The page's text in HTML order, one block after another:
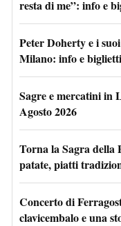
resta di me”: info e
Peter Doherty e i
Milano: info e biglietti
Sagre e mercatini in
Agosto 2026
Torna la Sagra della
patate, piatti
Concerto di
clavicembalo e una